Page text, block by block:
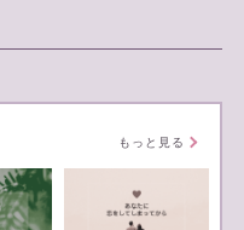
もっと見る